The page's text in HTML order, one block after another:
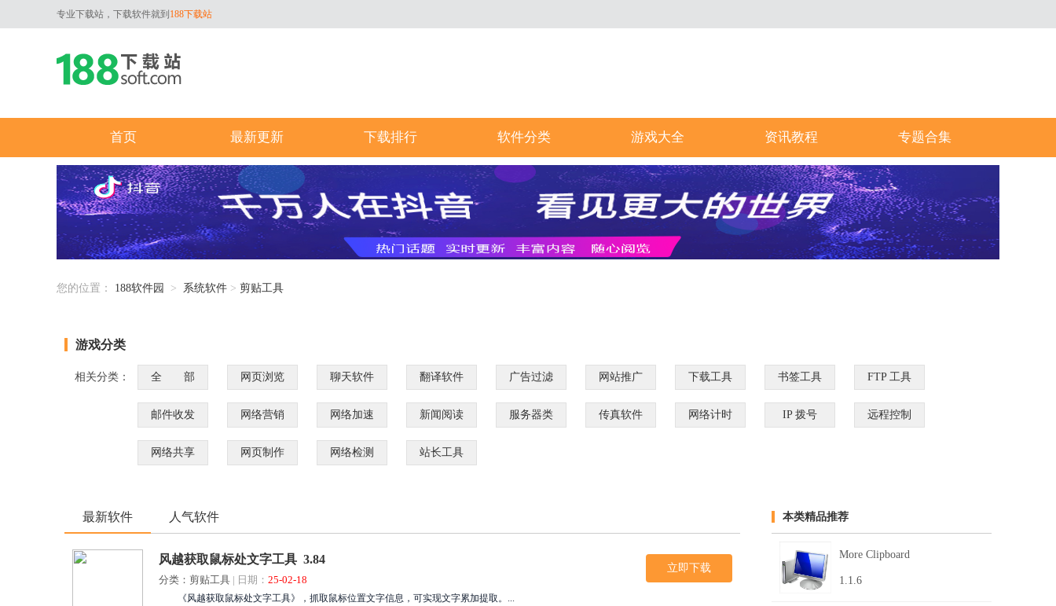
专业下载站，下载软件就到 188下载站
首页 最新更新 下载排行 软件分类 游戏大全 资讯教程 专题合集
您的位置： 188软件园 > 系统软件 > 剪贴工具
游戏分类
相关分类： 全 部 网页浏览 聊天软件 翻译软件 广告过滤 网站推广 下载工具 书签工具 FTP 工具
邮件收发 网络营销 网络加速 新闻阅读 服务器类 传真软件 网络计时 IP 拨号 远程控制
网络共享 网页制作 网络检测 站长工具
最新软件 人气软件
风越获取鼠标处文字工具 3.84
分类：剪贴工具 | 日期： 25-02-18
《风越获取鼠标处文字工具》，抓取鼠标位置文字信息，可实现文字累加提取。...
立即下载
本类精品推荐
More Clipboard
1.1.6